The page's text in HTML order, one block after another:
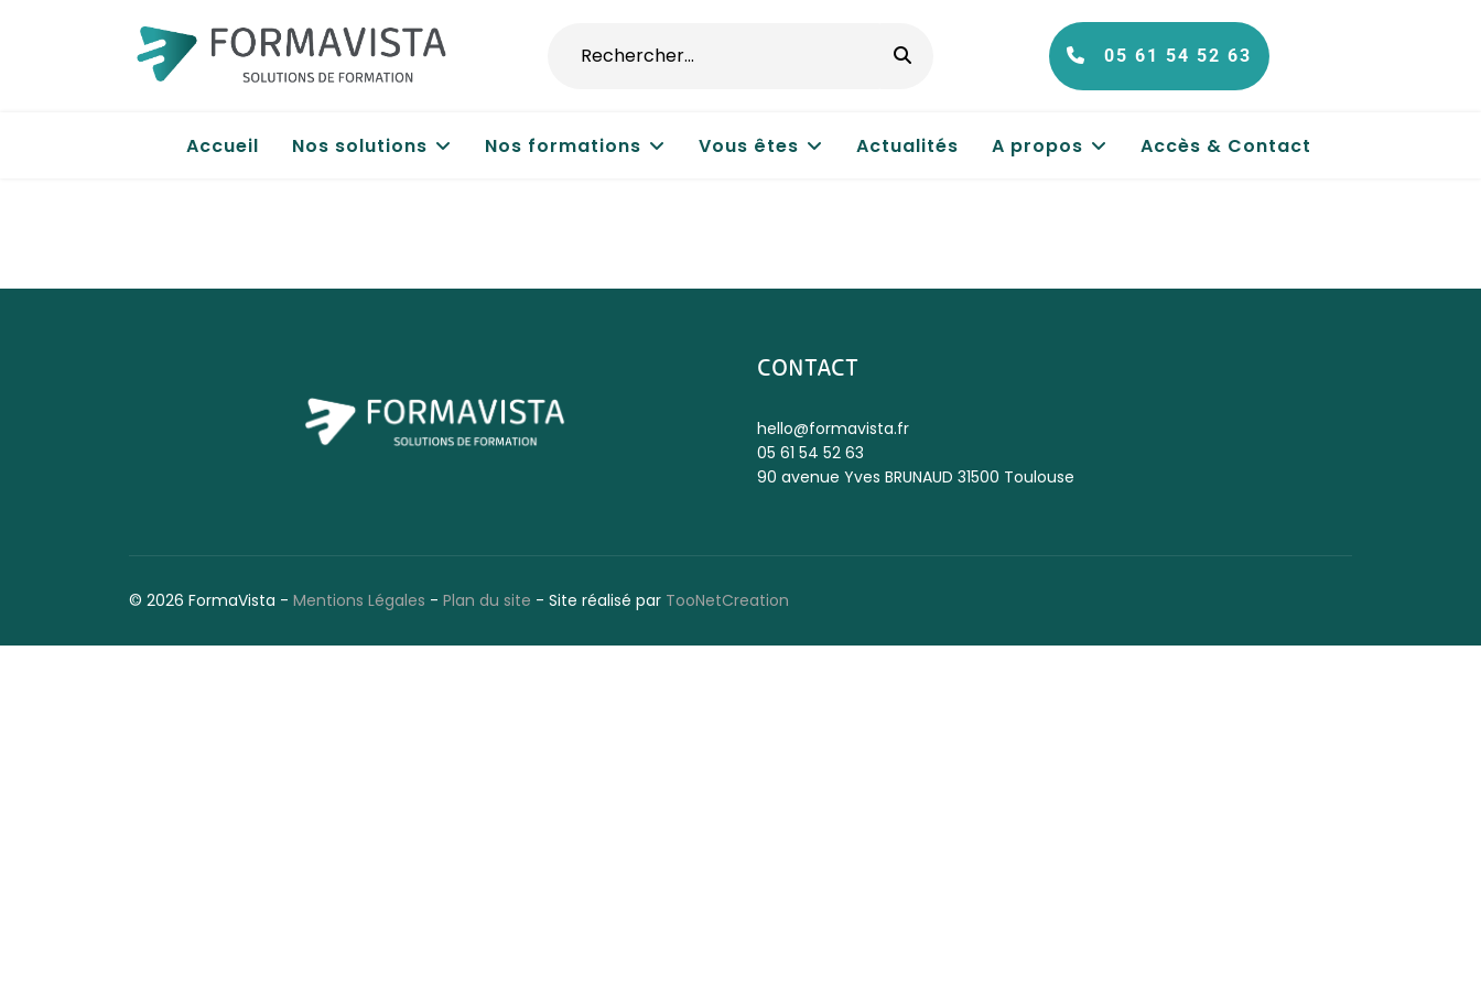
05 61 54 52 63
Accueil Nos solutions Nos formations Vous êtes Actualités A propos Accès & Contact
CONTACT
hello@formavista.fr
05 61 54 52 63
90 avenue Yves BRUNAUD 31500 Toulouse
© 2026 FormaVista - Mentions Légales - Plan du site - Site réalisé par TooNetCreation